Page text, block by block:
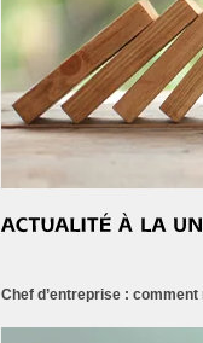
Chef d’entreprise :